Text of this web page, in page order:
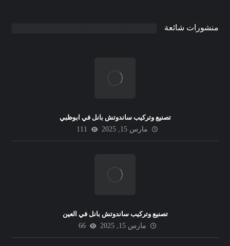
منشورات شائعة
تصنيع وتركيب ساندوتش بانل في ابوظبي
مارس 15, 2025
111
تصنيع وتركيب ساندوتش بانل في العين
مارس 15, 2025
66